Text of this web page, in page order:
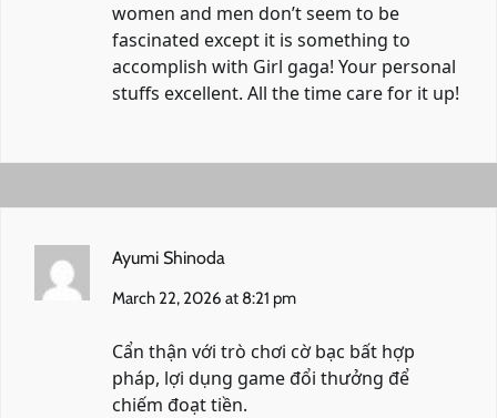
women and men don’t seem to be
fascinated except it is something to
accomplish with Girl gaga! Your personal
stuffs excellent. All the time care for it up!
Ayumi Shinoda
March 22, 2026 at 8:21 pm
Cẩn thận với trò chơi cờ bạc bất hợp
pháp, lợi dụng game đổi thưởng để
chiếm đoạt tiền.